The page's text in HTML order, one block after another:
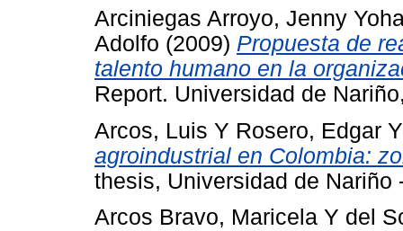
Arciniegas Arroyo, Jenny
Adolfo (2009) Propuesta de
talento humano en la
Report. Universidad de
Arcos, Luis Y Rosero, Edgar
agroindustrial en Colombia:
thesis, Universidad de Nariño
Arcos Bravo, Maricela Y del